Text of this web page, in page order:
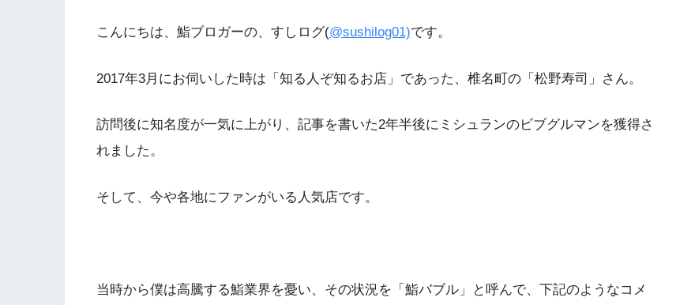
こんにちは、鮨ブロガーの、すしログ(@sushilog01)です。
2017年3月にお伺いした時は「知る人ぞ知るお店」であった、椎名町の「松野寿司」さん。
訪問後に知名度が一気に上がり、記事を書いた2年半後にミシュランのビブグルマンを獲得さ
れました。
そして、今や各地にファンがいる人気店です。
当時から僕は高騰する鮨業界を憂い、その状況を「鮨バブル」と呼んで、下記のようなコメ